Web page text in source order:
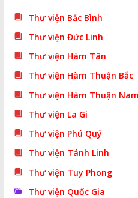
Thư viện Bắc Bình
Thư viện Đức Linh
Thư viện Hàm Tân
Thư viện Hàm Thuận Bắc
Thư viện Hàm Thuận Nam
Thư viện La Gi
Thư viện Phú Quý
Thư viện Tánh Linh
Thư viện Tuy Phong
Thư viện Quốc Gia